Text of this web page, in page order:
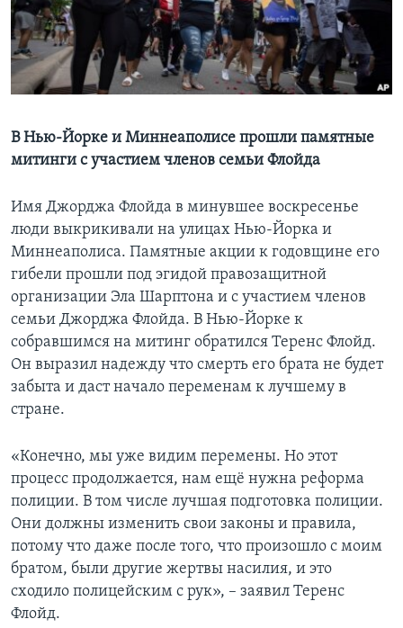
Learning English
СОЦИАЛЬНЫЕ СЕТИ
Языки
В Нью-Йорке и Миннеаполисе прошли памятные
митинги с участием членов семьи Флойда
Имя Джорджа Флойда в минувшее воскресенье
люди выкрикивали на улицах Нью-Йорка и
Миннеаполиса. Памятные акции к годовщине его
гибели прошли под эгидой правозащитной
организации Эла Шарптона и с участием членов
семьи Джорджа Флойда. В Нью-Йорке к
собравшимся на митинг обратился Теренс Флойд.
Он выразил надежду что смерть его брата не будет
забыта и даст начало переменам к лучшему в
стране.
«Конечно, мы уже видим перемены. Но этот
процесс продолжается, нам ещё нужна реформа
полиции. В том числе лучшая подготовка полиции.
Они должны изменить свои законы и правила,
потому что даже после того, что произошло с моим
братом, были другие жертвы насилия, и это
сходило полицейским с рук», – заявил Теренс
Флойд.